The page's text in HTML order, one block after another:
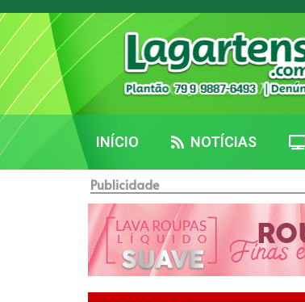
INÍCIO NOTÍCIAS
Publicidade